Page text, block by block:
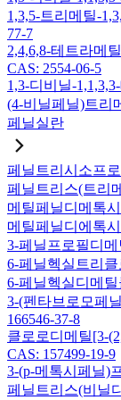
1,3,5-트리메틸-
77-7
2,4,6,8-테트라메
CAS: 2554-06-5
1,3-디비닐-
(4-비닐페닐)트리
페닐실란
페닐트리시소프
페닐트리스(트리
메틸페닐디메톡
메틸페닐디에톡
3-페닐프로필디메
6-페닐헥실트리클
6-페닐헥실디메틸
3-(펜타브로모페
166546-37-8
클로로디메틸[3-
CAS: 157499-19-9
3-(p-메톡시페닐)
페닐트리스(비닐